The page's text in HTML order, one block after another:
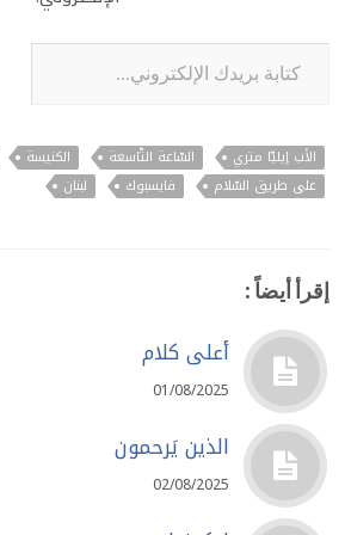
كتابة بريدك الإلكتروني...
الأب إيليّا متري السّاعة التّاسعة الكنيسة
على طريق السّلام
فايسبوك لبنان
إقرأ أيضاً :
أعلى كلام
01/08/2025
الذين يَرحمون
02/08/2025